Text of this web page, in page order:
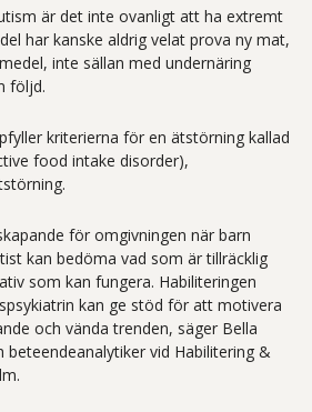
är det inte ovanligt att ha extremt
har kanske aldrig velat prova ny mat,
inte sällan med undernäring
följd.
kriterierna för en ätstörning kallad
food intake disorder),
för omgivningen när barn
kan bedöma vad som är tillräcklig
som kan fungera. Habiliteringen
kan ge stöd för att motivera
och vända trenden, säger Bella
beteendeanalytiker vid Habilitering &